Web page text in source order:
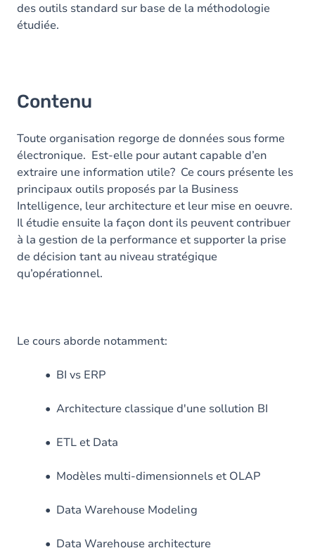
des outils standard sur base de la méthodologie
étudiée.
Contenu
Toute organisation regorge de données sous forme
électronique. Est-elle pour autant capable d’en
extraire une information utile? Ce cours présente les
principaux outils proposés par la Business
Intelligence, leur architecture et leur mise en oeuvre.
Il étudie ensuite la façon dont ils peuvent contribuer
à la gestion de la performance et supporter la prise
de décision tant au niveau stratégique
qu’opérationnel.
Le cours aborde notamment:
• BI vs ERP
• Architecture classique d'une sollution BI
• ETL et Data
• Modèles multi-dimensionnels et OLAP
• Data Warehouse Modeling
• Data Warehouse architecture